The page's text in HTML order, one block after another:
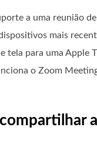
a uma reunião
mais
tela para uma Apple
o Zoom